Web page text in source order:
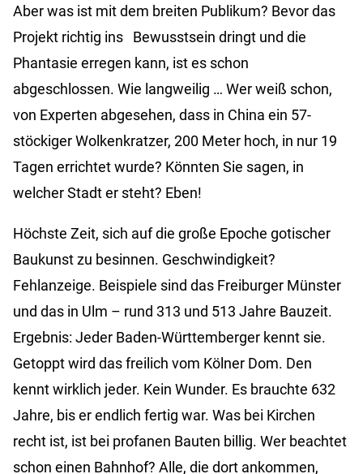
Aber was ist mit dem breiten Publikum? Bevor das
Projekt richtig ins Bewusstsein dringt und die
Phantasie erregen kann, ist es schon
abgeschlossen. Wie langweilig … Wer weiß schon,
von Experten abgesehen, dass in China ein 57-
stöckiger Wolkenkratzer, 200 Meter hoch, in nur 19
Tagen errichtet wurde? Könnten Sie sagen, in
welcher Stadt er steht? Eben!
Höchste Zeit, sich auf die große Epoche gotischer
Baukunst zu besinnen. Geschwindigkeit?
Fehlanzeige. Beispiele sind das Freiburger Münster
und das in Ulm – rund 313 und 513 Jahre Bauzeit.
Ergebnis: Jeder Baden-Württemberger kennt sie.
Getoppt wird das freilich vom Kölner Dom. Den
kennt wirklich jeder. Kein Wunder. Es brauchte 632
Jahre, bis er endlich fertig war. Was bei Kirchen
recht ist, ist bei profanen Bauten billig. Wer beachtet
schon einen Bahnhof? Alle, die dort ankommen,